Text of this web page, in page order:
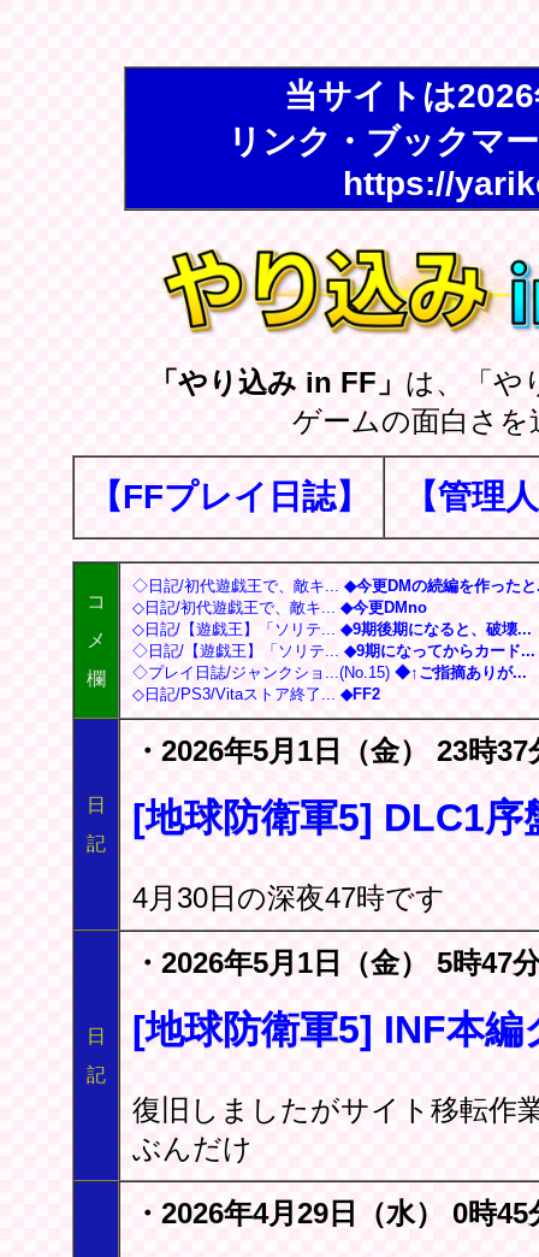
当サイトは
リンク・ブックマ
https://
「やり込み in FF」 は、「や
ゲームの面白さ
【FFプレイ日誌】 【管理
コ
メ
欄
◇日記/初代遊戯王で、敵キ... ◆今更DMの続編を作った
◇日記/初代遊戯王で、敵キ... ◆今更DMno
◇日記/【遊戯王】「ソリテ... ◆9期後期になると、破壊...
◇日記/【遊戯王】「ソリテ... ◆9期になってからカード...
◇プレイ日誌/ジャンクショ...(No.15) ◆↑ご指摘ありが...
◇日記/PS3/Vitaストア終了... ◆FF2
日
記
・2026年5月1日（金） 23時37
[地球防衛軍5] DLC1
4月30日の深夜47時です
日
記
・2026年5月1日（金） 5時47
[地球防衛軍5] INF本編
復旧しましたがサイト移転作
ぶんだけ
・2026年4月29日（水） 0時45